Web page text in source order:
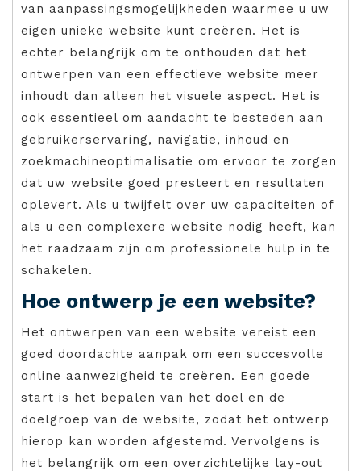
van aanpassingsmogelijkheden waarmee u uw
eigen unieke website kunt creëren. Het is
echter belangrijk om te onthouden dat het
ontwerpen van een effectieve website meer
inhoudt dan alleen het visuele aspect. Het is
ook essentieel om aandacht te besteden aan
gebruikerservaring, navigatie, inhoud en
zoekmachineoptimalisatie om ervoor te zorgen
dat uw website goed presteert en resultaten
oplevert. Als u twijfelt over uw capaciteiten of
als u een complexere website nodig heeft, kan
het raadzaam zijn om professionele hulp in te
schakelen.
Hoe ontwerp je een website?
Het ontwerpen van een website vereist een
goed doordachte aanpak om een succesvolle
online aanwezigheid te creëren. Een goede
start is het bepalen van het doel en de
doelgroep van de website, zodat het ontwerp
hierop kan worden afgestemd. Vervolgens is
het belangrijk om een overzichtelijke lay-out